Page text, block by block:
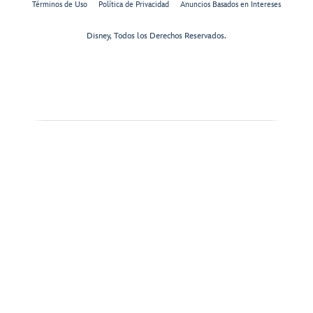
Términos de Uso Política de Privacidad Anuncios Basados en Intereses
Disney, Todos los Derechos Reservados.